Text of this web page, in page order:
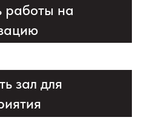
работы на
зал для